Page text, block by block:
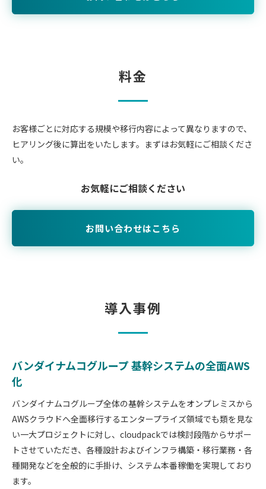
料金
お客様ごとに対応する規模や移行内容によって異なりますので、
ヒアリング後に算出をいたします。 まずはお気軽にご相談くださ
い。
お気軽にご相談ください
お問い合わせはこちら
導入事例
バンダイナムコグループ 基幹システムの全面AWS
化
バンダイナムコグループ全体の基幹システムをオンプレミスから
AWSクラウドへ全面移行するエンタープライズ領域でも類を見な
い一大プロジェクトに対し、cloudpackでは検討段階からサポー
トさせていただき、各種設計およびインフラ構築・移行業務・各
種開発などを全般的に手掛け、システム本番稼働を実現しており
ます。